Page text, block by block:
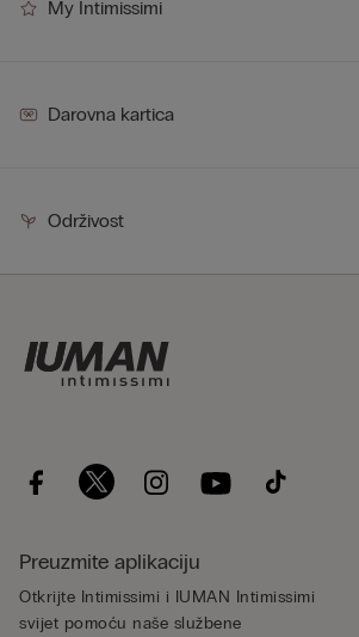
My Intimissimi
Darovna kartica
Održivost
Preuzmite aplikaciju
Otkrijte Intimissimi i IUMAN Intimissimi
svijet pomoću naše službene